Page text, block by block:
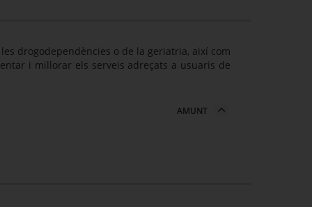
drogodependències o de la geriatria, així com
i millorar els serveis adreçats a usuaris de
AMUNT